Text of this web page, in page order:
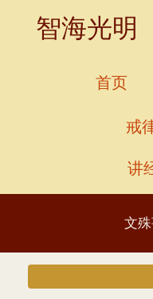
智海光明
首页
戒
讲
文殊